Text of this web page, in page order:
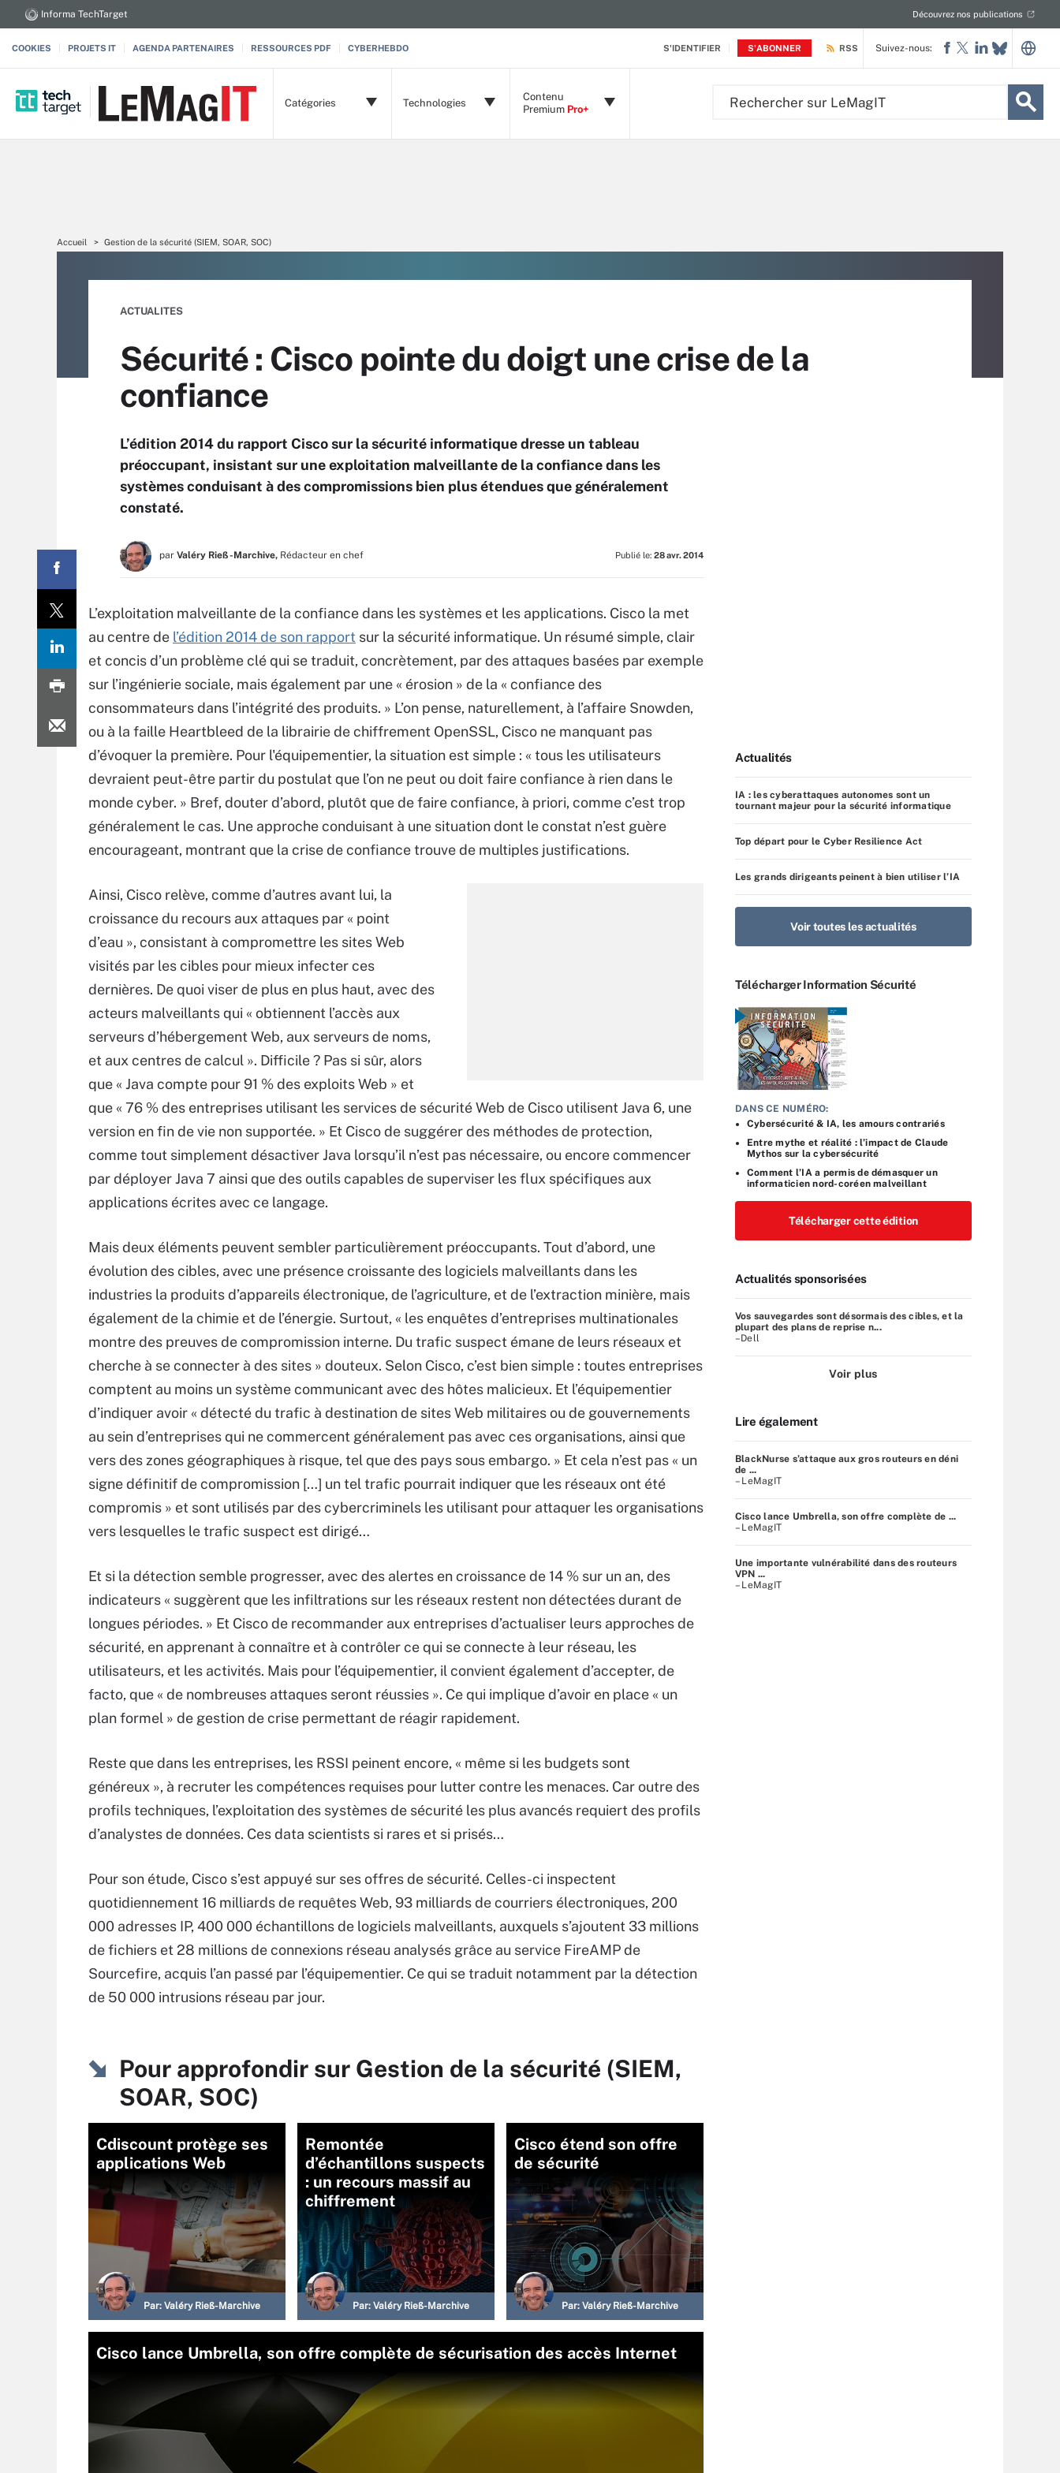
S'IDENTIFIER S'ABONNER
Informa TechTarget Découvrez nos publications
COOKIES PROJETS IT AGENDA PARTENAIRES RESSOURCES PDF CYBERHEBDO RSS
Catégories Technologies
Contenu
Premium Pro+
Suivez-nous:
Accueil Gestion de la sécurité (SIEM, SOAR, SOC)
ACTUALITES
Sécurité : Cisco pointe du doigt une crise de la
confiance
L’édition 2014 du rapport Cisco sur la sécurité informatique dresse un tableau
préoccupant, insistant sur une exploitation malveillante de la confiance dans les
systèmes conduisant à des compromissions bien plus étendues que généralement
constaté.
par Valéry Rieß-Marchive, Rédacteur en chef Publié le: 28 avr. 2014
L’exploitation malveillante de la confiance dans les systèmes et les applications. Cisco la met
au centre de l’édition 2014 de son rapport sur la sécurité informatique. Un résumé simple, clair
et concis d’un problème clé qui se traduit, concrètement, par des attaques basées par exemple
sur l’ingénierie sociale, mais également par une « érosion » de la « confiance des
consommateurs dans l’intégrité des produits. » L’on pense, naturellement, à l’affaire Snowden,
ou à la faille Heartbleed de la librairie de chiffrement OpenSSL, Cisco ne manquant pas
d’évoquer la première. Pour l'équipementier, la situation est simple : « tous les utilisateurs
devraient peut-être partir du postulat que l’on ne peut ou doit faire confiance à rien dans le
monde cyber. » Bref, douter d’abord, plutôt que de faire confiance, à priori, comme c’est trop
généralement le cas. Une approche conduisant à une situation dont le constat n’est guère
encourageant, montrant que la crise de confiance trouve de multiples justifications.
Ainsi, Cisco relève, comme d’autres avant lui, la
croissance du recours aux attaques par « point
d’eau », consistant à compromettre les sites Web
visités par les cibles pour mieux infecter ces
dernières. De quoi viser de plus en plus haut, avec des
acteurs malveillants qui « obtiennent l’accès aux
serveurs d’hébergement Web, aux serveurs de noms,
et aux centres de calcul ». Difficile ? Pas si sûr, alors
que « Java compte pour 91 % des exploits Web » et
que « 76 % des entreprises utilisant les services de sécurité Web de Cisco utilisent Java 6, une
version en fin de vie non supportée. » Et Cisco de suggérer des méthodes de protection,
comme tout simplement désactiver Java lorsqu’il n’est pas nécessaire, ou encore commencer
par déployer Java 7 ainsi que des outils capables de superviser les flux spécifiques aux
applications écrites avec ce langage.
Mais deux éléments peuvent sembler particulièrement préoccupants. Tout d’abord, une
évolution des cibles, avec une présence croissante des logiciels malveillants dans les
industries la produits d’appareils électronique, de l’agriculture, et de l’extraction minière, mais
également de la chimie et de l’énergie. Surtout, « les enquêtes d’entreprises multinationales
montre des preuves de compromission interne. Du trafic suspect émane de leurs réseaux et
cherche à se connecter à des sites » douteux. Selon Cisco, c’est bien simple : toutes entreprises
comptent au moins un système communicant avec des hôtes malicieux. Et l’équipementier
d’indiquer avoir « détecté du trafic à destination de sites Web militaires ou de gouvernements
au sein d’entreprises qui ne commercent généralement pas avec ces organisations, ainsi que
vers des zones géographiques à risque, tel que des pays sous embargo. » Et cela n’est pas « un
signe définitif de compromission […] un tel trafic pourrait indiquer que les réseaux ont été
compromis » et sont utilisés par des cybercriminels les utilisant pour attaquer les organisations
vers lesquelles le trafic suspect est dirigé…
Et si la détection semble progresser, avec des alertes en croissance de 14 % sur un an, des
indicateurs « suggèrent que les infiltrations sur les réseaux restent non détectées durant de
longues périodes. » Et Cisco de recommander aux entreprises d’actualiser leurs approches de
sécurité, en apprenant à connaître et à contrôler ce qui se connecte à leur réseau, les
utilisateurs, et les activités. Mais pour l’équipementier, il convient également d’accepter, de
facto, que « de nombreuses attaques seront réussies ». Ce qui implique d’avoir en place « un
plan formel » de gestion de crise permettant de réagir rapidement.
Reste que dans les entreprises, les RSSI peinent encore, « même si les budgets sont
généreux », à recruter les compétences requises pour lutter contre les menaces. Car outre des
profils techniques, l’exploitation des systèmes de sécurité les plus avancés requiert des profils
d’analystes de données. Ces data scientists si rares et si prisés…
Pour son étude, Cisco s’est appuyé sur ses offres de sécurité. Celles-ci inspectent
quotidiennement 16 milliards de requêtes Web, 93 milliards de courriers électroniques, 200
000 adresses IP, 400 000 échantillons de logiciels malveillants, auxquels s’ajoutent 33 millions
de fichiers et 28 millions de connexions réseau analysés grâce au service FireAMP de
Sourcefire, acquis l’an passé par l’équipementier. Ce qui se traduit notamment par la détection
de 50 000 intrusions réseau par jour.
Pour approfondir sur Gestion de la sécurité (SIEM,
SOAR, SOC)
Cdiscount protège ses
applications Web
Par: Valéry Rieß-Marchive
Remontée
d’échantillons suspects
: un recours massif au
chiffrement
Par: Valéry Rieß-Marchive
Cisco étend son offre
de sécurité
Par: Valéry Rieß-Marchive
Cisco lance Umbrella, son offre complète de sécurisation des accès Internet
Actualités
IA : les cyberattaques autonomes sont un
tournant majeur pour la sécurité informatique
Top départ pour le Cyber Resilience Act
Les grands dirigeants peinent à bien utiliser l’IA
Voir toutes les actualités
Télécharger Information Sécurité
DANS CE NUMÉRO:
Cybersécurité & IA, les amours contrariés
Entre mythe et réalité : l’impact de Claude
Mythos sur la cybersécurité
Comment l’IA a permis de démasquer un
informaticien nord-coréen malveillant
Télécharger cette édition
Actualités sponsorisées
Vos sauvegardes sont désormais des cibles, et la
plupart des plans de reprise n...
–Dell
Voir plus
Lire également
BlackNurse s’attaque aux gros routeurs en déni
de ...
– LeMagIT
Cisco lance Umbrella, son offre complète de ...
– LeMagIT
Une importante vulnérabilité dans des routeurs
VPN ...
– LeMagIT